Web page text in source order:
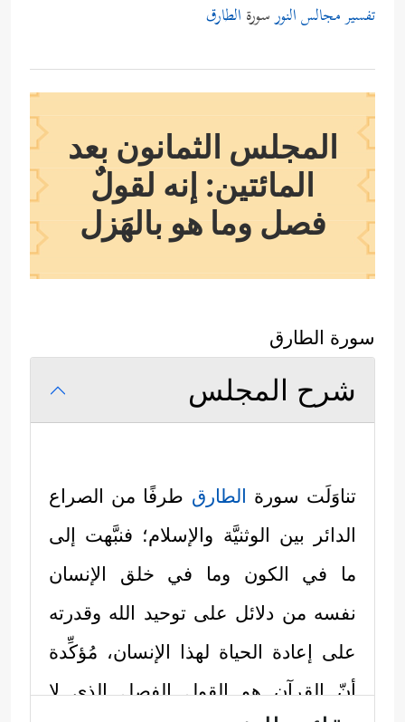
تفسير مجالس النورسورة الطارق
المجلس الثمانون بعد
المائتين: إنه لقولٌ
فصل وما هو بالهَزل
سورة الطارق
شرح المجلس
تناوَلَت سورة الطارق طرفًا من الصراع
الدائر بين الوثنيَّة والإسلام؛ فنبَّهت إلى
ما في الكون وما في خلق الإنسان
نفسه من دلائل على توحيد الله وقدرته
على إعادة الحياة لهذا الإنسان، مُؤكِّدة
أنّ القرآن هو القول الفصل الذي لا